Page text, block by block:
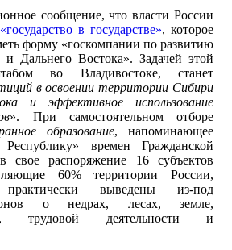
сообщение, что власти России
в государстве», которое
форму «госкомпании по развитию
Дальнего Востока». Задачей этой
во Владивостоке, станет
в освоении территории Сибири
и эффективное использование
». При самостоятельном отборе
образование, напоминающее
Республику» времен Гражданской
свое распоряжение 16 субъектов
60% территории России,
выведены из-под
о недрах, лесах, земле,
трудовой деятельности и